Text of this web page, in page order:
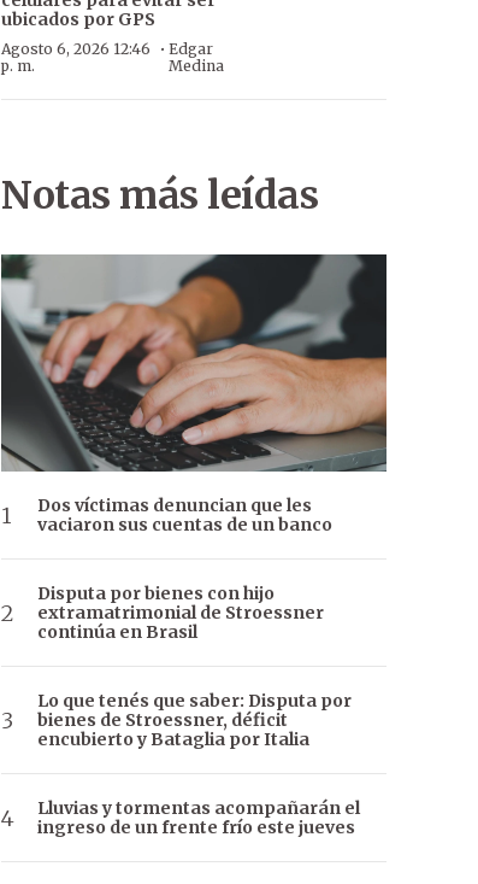
ubicados por GPS
Agosto 6, 2026 12:46
p. m.
· Edgar
Medina
Notas más leídas
Dos víctimas denuncian que les
vaciaron sus cuentas de un banco
Disputa por bienes con hijo
extramatrimonial de Stroessner
continúa en Brasil
Lo que tenés que saber: Disputa por
bienes de Stroessner, déficit
encubierto y Bataglia por Italia
Lluvias y tormentas acompañarán el
ingreso de un frente frío este jueves